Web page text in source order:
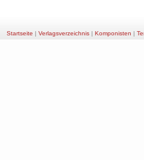
Startseite | Verlagsverzeichnis| Komponisten |